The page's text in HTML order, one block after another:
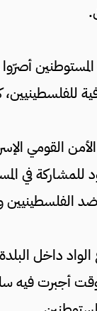
القومي
في
الفلسطينيين
داخل
أجبرت فيه